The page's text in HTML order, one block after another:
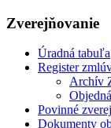
Zverejňovanie
Úradná tabuľa
Register
Archív
Povinné
Dokumenty